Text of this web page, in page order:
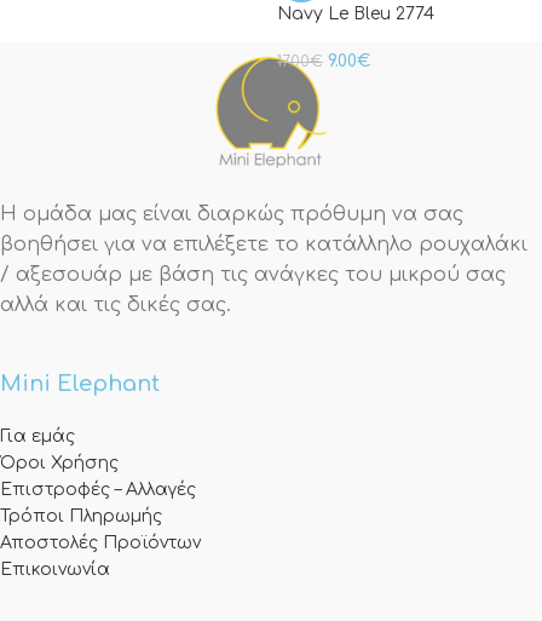
Navy Le Bleu 2774
17.00€ 9.00€
Η ομάδα μας είναι διαρκώς πρόθυμη να σας
βοηθήσει για να επιλέξετε το κατάλληλο ρουχαλάκι
/ αξεσουάρ με βάση τις ανάγκες του μικρού σας
αλλά και τις δικές σας.
Mini Elephant
Για εμάς
Όροι Χρήσης
Επιστροφές – Αλλαγές
Τρόποι Πληρωμής
Αποστολές Προϊόντων
Επικοινωνία